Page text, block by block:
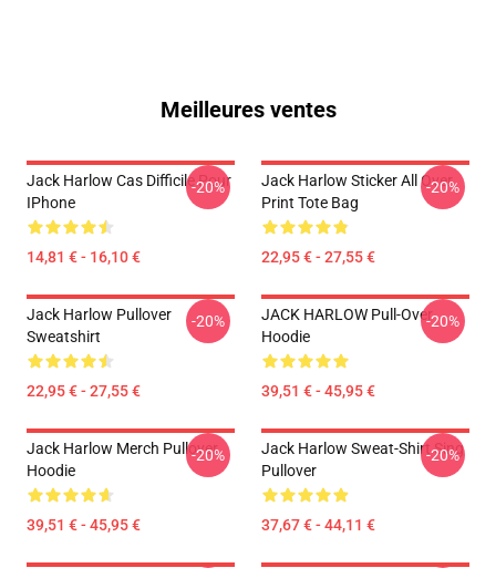
Meilleures ventes
Jack Harlow Cas Difficile Pour
IPhone
14,81 € - 16,10 €
-20%
Jack Harlow Sticker All Over
Print Tote Bag
22,95 € - 27,55 €
-20%
Jack Harlow Pullover
Sweatshirt
22,95 € - 27,55 €
-20%
JACK HARLOW Pull-Over
Hoodie
39,51 € - 45,95 €
-20%
Jack Harlow Merch Pullover
Hoodie
39,51 € - 45,95 €
-20%
Jack Harlow Sweat-Shirt Sing
Pullover
37,67 € - 44,11 €
-20%